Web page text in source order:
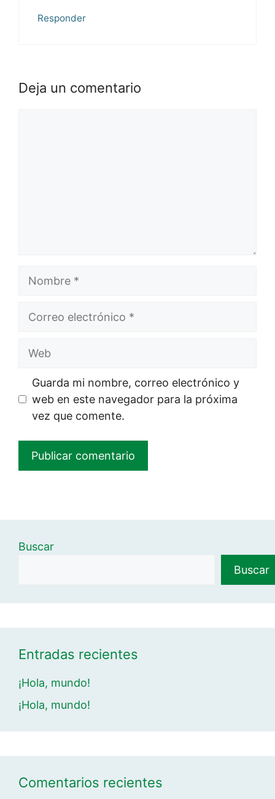
Responder
Deja un comentario
Nombre
Correo
Web
Guarda mi nombre, correo electrónico y
web en este navegador para la próxima
vez que comente.
Buscar
Buscar
Entradas recientes
¡Hola, mundo!
¡Hola, mundo!
Comentarios recientes